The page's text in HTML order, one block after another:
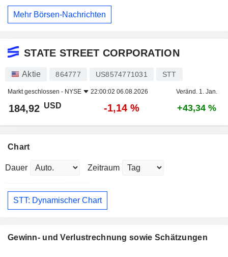
Mehr Börsen-Nachrichten
STATE STREET CORPORATION
Aktie 864777 US8574771031 STT
Markt geschlossen - NYSE 22:00:02 06.08.2026 Veränd. 1. Jan.
184,92 USD -1,14 % +43,34 %
Chart
Dauer Zeitraum
STT: Dynamischer Chart
Gewinn- und Verlustrechnung sowie Schätzungen